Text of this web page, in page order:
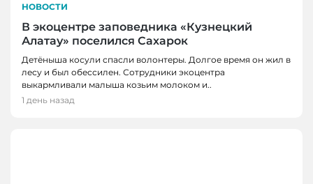
НОВОСТИ
В экоцентре заповедника «Кузнецкий
Алатау» поселился Сахарок
Детёныша косули спасли волонтеры. Долгое время он жил в
лесу и был обессилен. Сотрудники экоцентра
выкармливали малыша козьим молоком и..
1 день назад